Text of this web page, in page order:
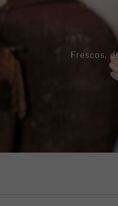
Frescos,